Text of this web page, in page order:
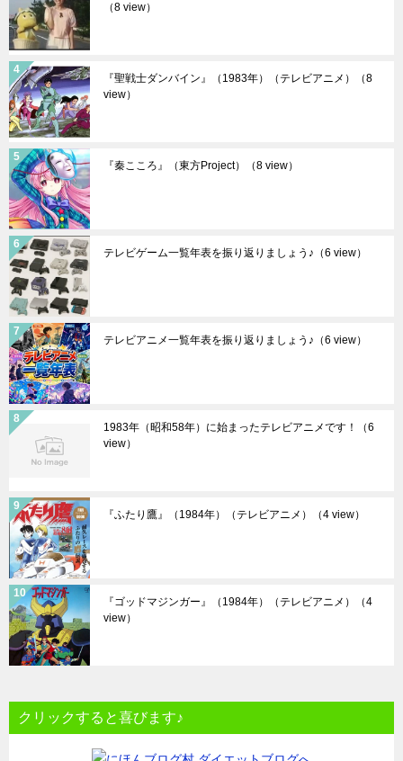
（8 view）
『聖戦士ダンバイン』（1983年）（テレビアニメ）
（8
view）
『秦こころ』（東方Project） （8 view）
テレビゲーム一覧年表を振り返りましょう♪ （6 view）
テレビアニメ一覧年表を振り返りましょう♪ （6 view）
1983年（昭和58年）に始まったテレビアニメです！
（6
view）
『ふたり鷹』（1984年）（テレビアニメ） （4 view）
『ゴッドマジンガー』（1984年）（テレビアニメ）
（4
view）
クリックすると喜びます♪